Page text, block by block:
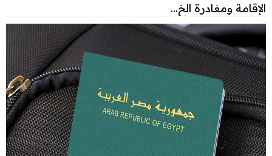
الإقامة ومغادرة الخ...